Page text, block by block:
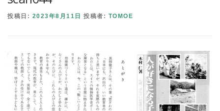
投稿日: 2023年8月11日 投稿者: TOMOE